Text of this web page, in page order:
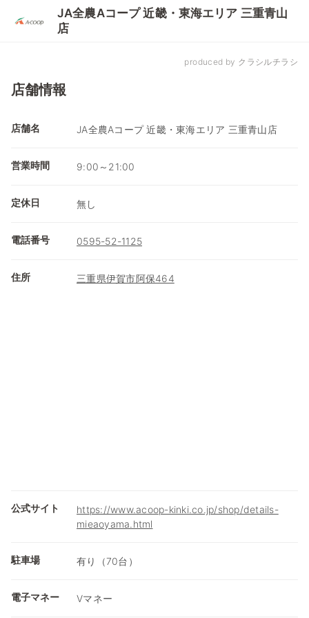
JA全農Aコープ 近畿・東海エリア 三重青山
店
produced by クラシルチラシ
店舗情報
店舗名 JA全農Aコープ 近畿・東海エリア 三重青山店
営業時間 9:00～21:00
定休日 無し
電話番号 0595-52-1125
住所 三重県伊賀市阿保464
公式サイト
https://www.acoop-kinki.co.jp/shop/details-
mieaoyama.html
駐車場 有り（70台）
電子マネー Vマネー